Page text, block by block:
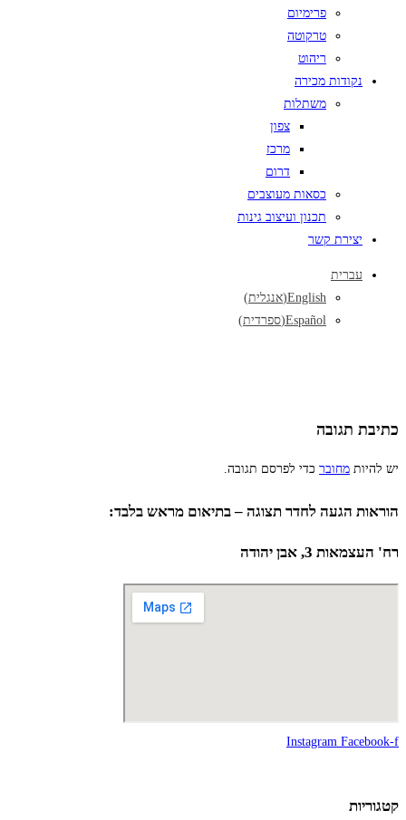
פרימיום
טרקוטה
ריהוט
נקודות מכירה
משתלות
צפון
מרכז
דרום
כסאות מעוצבים
תכנון ועיצוב גינות
יצירת קשר
עברית
English
(אנגלית)
Español
(ספרדית)
כתיבת תגובה
יש להיות מחובר כדי לפרסם תגובה.
הוראות הגעה לחדר תצוגה – בתיאום מראש בלבד:
רח' העצמאות 3, אבן יהודה
Instagram Facebook-f
קטגוריות